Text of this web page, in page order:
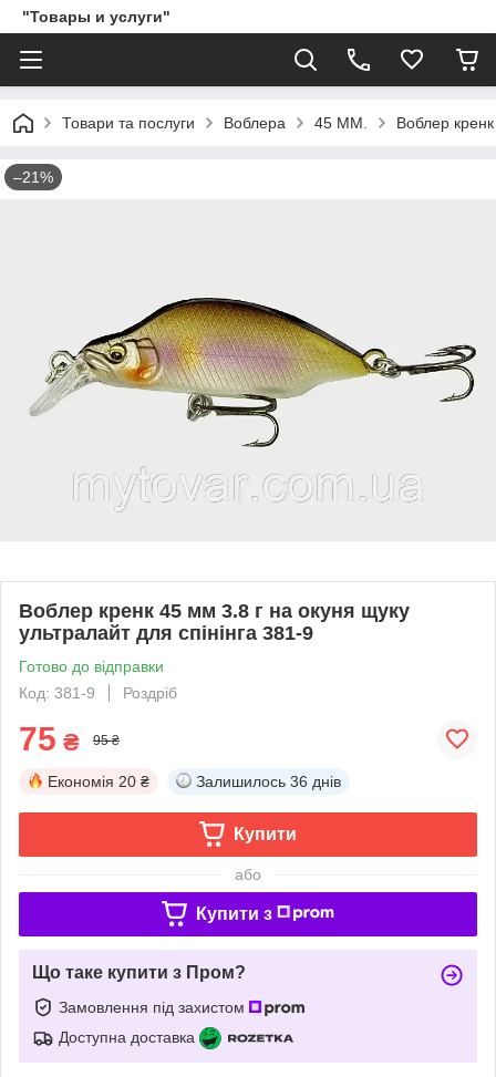
"Товары и услуги"
Товари та послуги Воблера 45 ММ. Воблер
–21%
Воблер кренк 45 мм 3.8 г на окуня щуку
ультралайт для спінінга 381-9
Готово до відправки
Код: 381-9
Роздріб
75 ₴ 95 ₴
Економія 20 ₴ Залишилось 36 днів
Купити
або
Купити з
Що таке купити з Пром?
Замовлення під захистом
Доступна доставка